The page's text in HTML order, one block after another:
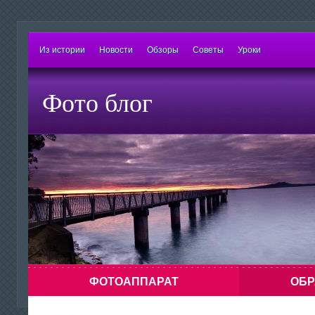
Из истории Новости Обзоры Советы Уроки
Фото блог
ФОТОАППАРАТ